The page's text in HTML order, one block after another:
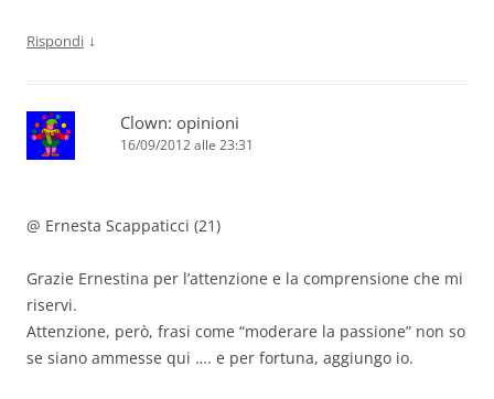
Rispondi ↓
Clown: opinioni
16/09/2012 alle 23:31
@ Ernesta Scappaticci (21)
Grazie Ernestina per l’attenzione e la comprensione che mi
riservi.
Attenzione, però, frasi come “moderare la passione” non so
se siano ammesse qui …. e per fortuna, aggiungo io.